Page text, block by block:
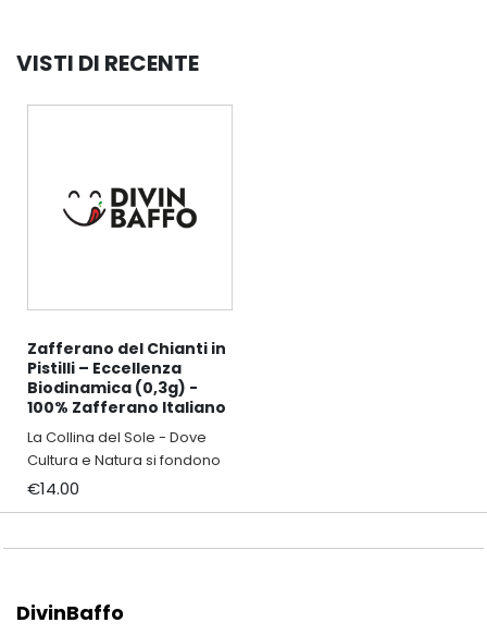
VISTI DI RECENTE
Zafferano del Chianti in
Pistilli – Eccellenza
Biodinamica (0,3g) -
100% Zafferano Italiano
La Collina del Sole - Dove
Cultura e Natura si fondono
€14.00
DivinBaffo